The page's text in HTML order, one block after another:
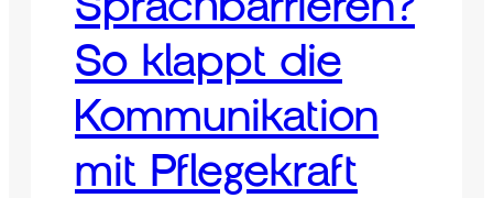
So klappt die
Kommunikation
mit Pflegekraft